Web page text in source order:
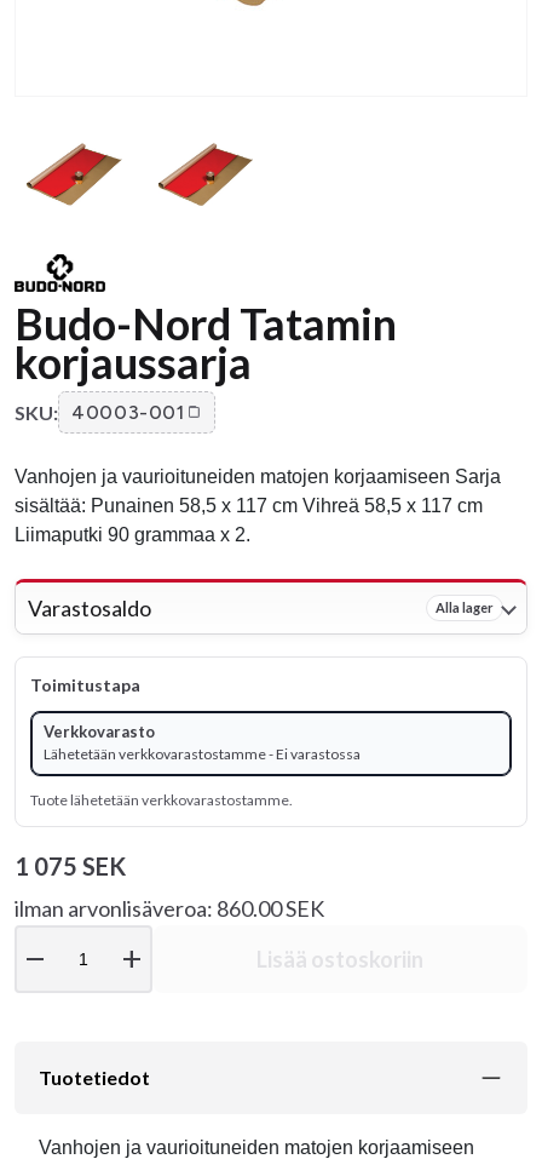
Budo-Nord Tatamin
korjaussarja
SKU: 40003-001
Vanhojen ja vaurioituneiden matojen korjaamiseen Sarja
sisältää: Punainen 58,5 x 117 cm Vihreä 58,5 x 117 cm
Liimaputki 90 grammaa x 2.
Varastosaldo Alla lager
Toimitustapa
Verkkovarasto
Lähetetään verkkovarastostamme - Ei varastossa
Tuote lähetetään verkkovarastostamme.
1 075 SEK
ilman arvonlisäveroa: 860.00 SEK
remove add Lisää ostoskoriin
Tuotetiedot
Vanhojen ja vaurioituneiden matojen korjaamiseen